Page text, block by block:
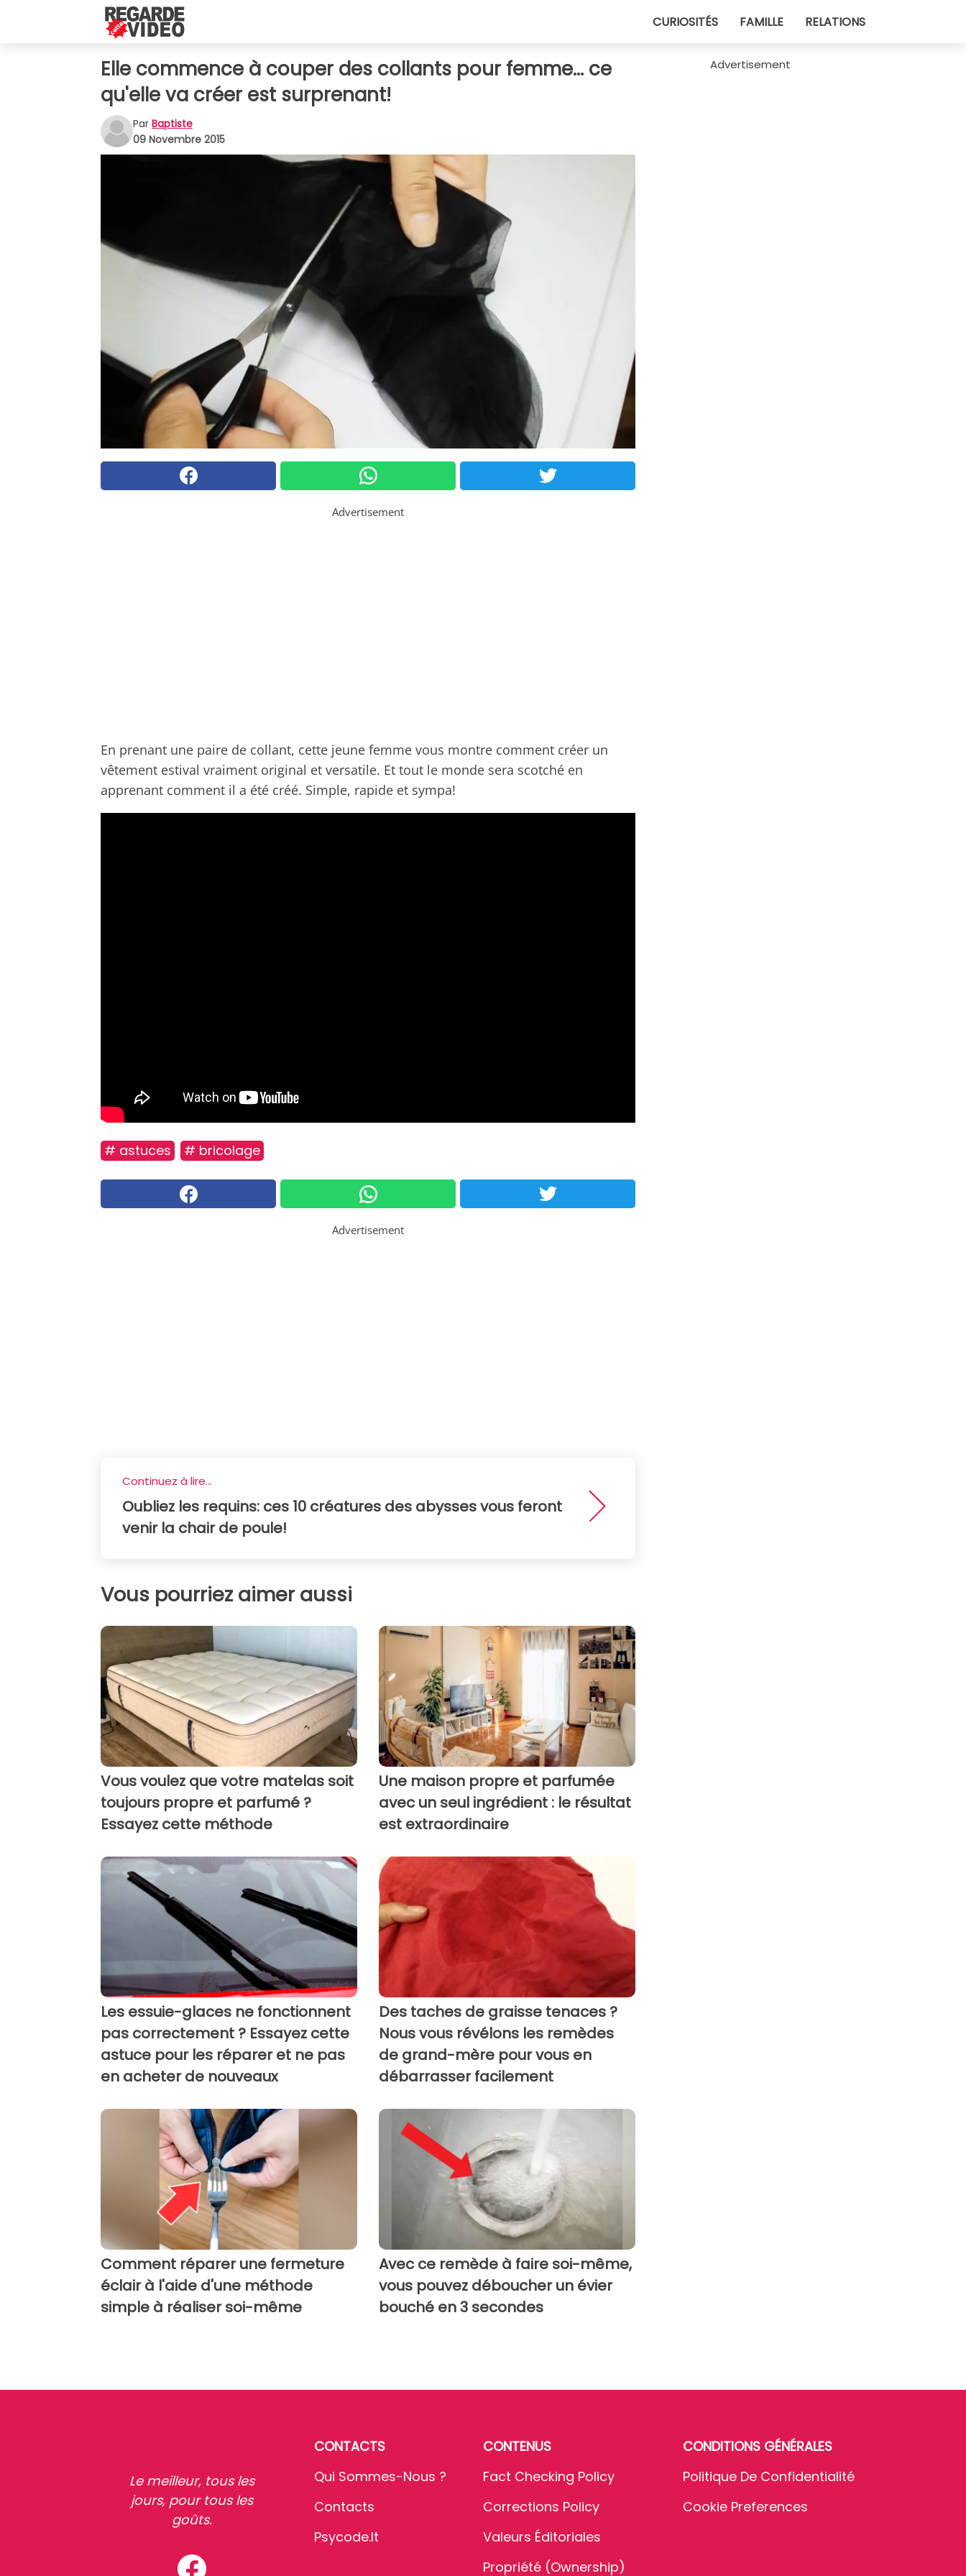
CURIOSITÉS FAMILLE RELATIONS
Elle commence à couper des collants pour femme... ce
qu'elle va créer est surprenant!
Par Baptiste
09 Novembre 2015
Advertisement
En prenant une paire de collant, cette jeune femme vous montre comment créer un
vêtement estival vraiment original et versatile. Et tout le monde sera scotché en
apprenant comment il a été créé. Simple, rapide et sympa!
# astuces # bricolage
Advertisement
Continuez à lire...
Oubliez les requins: ces 10 créatures des abysses vous feront
venir la chair de poule!
Vous pourriez aimer aussi
Vous voulez que votre matelas soit
toujours propre et parfumé ?
Essayez cette méthode
Une maison propre et parfumée
avec un seul ingrédient : le résultat
est extraordinaire
Les essuie-glaces ne fonctionnent
pas correctement ? Essayez cette
astuce pour les réparer et ne pas
en acheter de nouveaux
Des taches de graisse tenaces ?
Nous vous révélons les remèdes
de grand-mère pour vous en
débarrasser facilement
Comment réparer une fermeture
éclair à l'aide d'une méthode
simple à réaliser soi-même
Avec ce remède à faire soi-même,
vous pouvez déboucher un évier
bouché en 3 secondes
Advertisement
Le meilleur, tous les
jours, pour tous les
goûts.
CONTACTS
Qui Sommes-Nous ?
Contacts
Psycode.it
CONTENUS
Fact Checking Policy
Corrections Policy
Valeurs Éditoriales
Propriété (Ownership)
CONDITIONS GÉNÉRALES
Politique De Confidentialité
Cookie Preferences